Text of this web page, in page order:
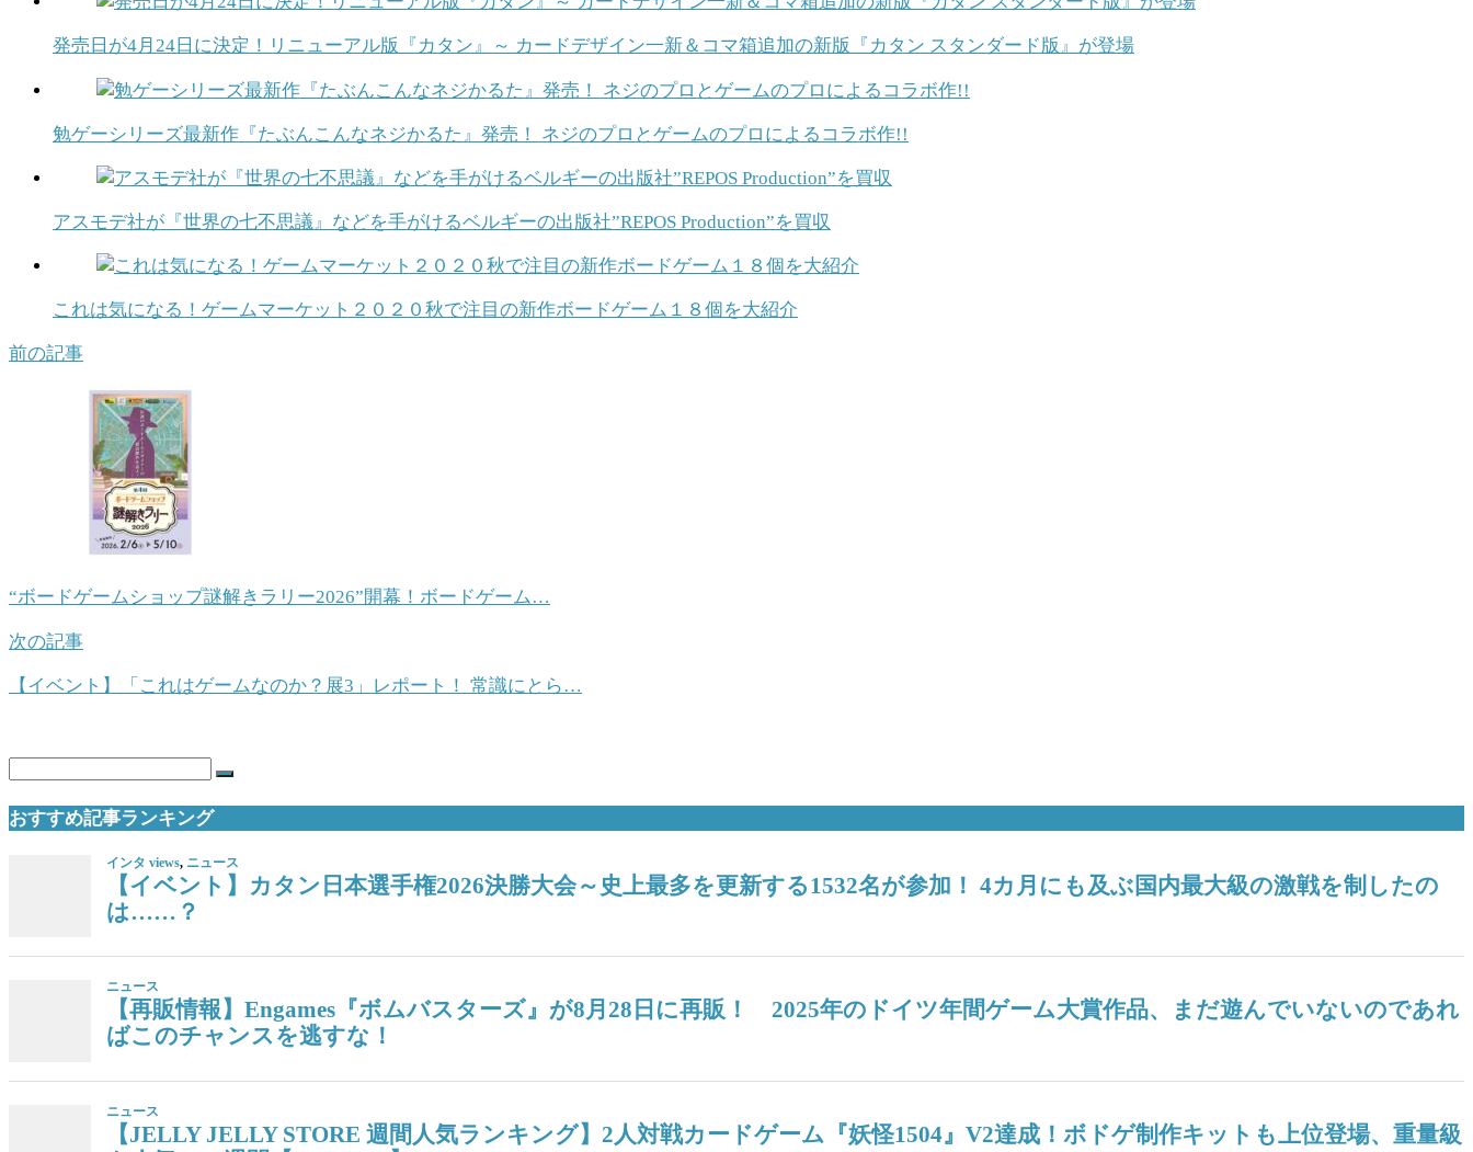
発売日が4月24日に決定！リニューアル版『カタン』～ カードデザイン一新＆コマ箱追加の新版『カタン スタンダード版』が登場
勉ゲーシリーズ最新作『たぶんこんなネジかるた』発売！ ネジのプロとゲームのプロによるコラボ作!!
アスモデ社が『世界の七不思議』などを手がけるベルギーの出版社”REPOS Production”を買収
これは気になる！ゲームマーケット２０２０秋で注目の新作ボードゲーム１８個を大紹介
前の記事
“ボードゲームショップ謎解きラリー2026”開幕！ボードゲーム…
次の記事
【イベント】「これはゲームなのか？展3」レポート！ 常識にとら…
おすすめ記事ランキング